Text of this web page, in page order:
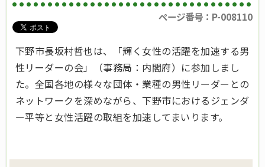
ページ番号：P-008110
下野市長坂村哲也は、「輝く女性の活躍を加速する男
性リーダーの会」（事務局：内閣府）に参加しまし
た。全国各地の様々な団体・業種の男性リーダーとの
ネットワークを深めながら、下野市におけるジェンダ
ー平等と女性活躍の取組を加速してまいります。